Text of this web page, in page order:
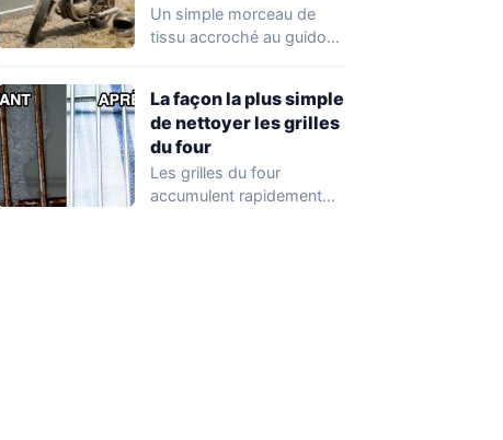
accroché au guidon
d’une moto ?
Un simple morceau de
tissu accroché au guidon
La façon la plus simple
de nettoyer les grilles
du four
Les grilles du four
accumulent rapidement